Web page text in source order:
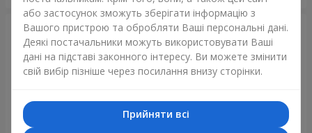
або застосунок зможуть зберігати інформацію з
Вашого пристрою та обробляти Ваші персональні дані.
Деякі постачальники можуть використовувати Ваші
дані на підставі законного інтересу. Ви можете змінити
свій вибір пізніше через посилання внизу сторінки.
Прийняти всі